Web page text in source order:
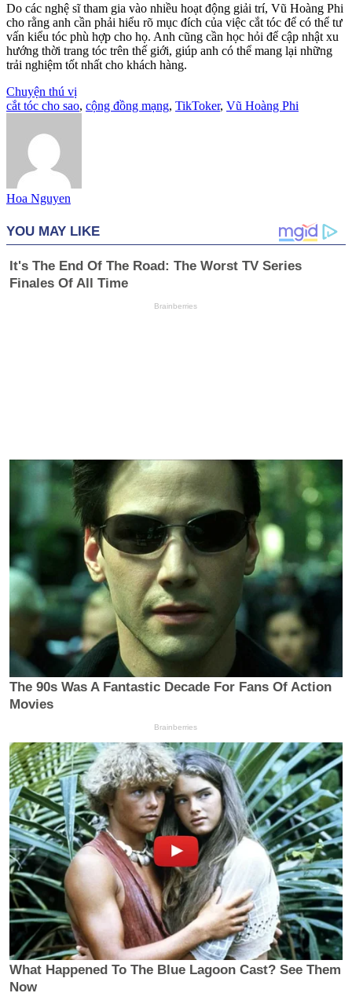
Do các nghệ sĩ tham gia vào nhiều hoạt động giải trí, Vũ Hoàng Phi
cho rằng anh cần phải hiểu rõ mục đích của việc cắt tóc để có thể tư
vấn kiểu tóc phù hợp cho họ. Anh cũng cần học hỏi để cập nhật xu
hướng thời trang tóc trên thế giới, giúp anh có thể mang lại những
trải nghiệm tốt nhất cho khách hàng.
Chuyện thú vị
cắt tóc cho sao, cộng đồng mạng, TikToker, Vũ Hoàng Phi
Hoa Nguyen